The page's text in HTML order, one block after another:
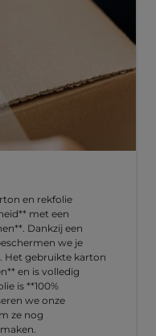
en rekfolie
met een
Dankzij een
we je
Het gebruikte karton
en is volledig
is **100%
we onze
ze nog